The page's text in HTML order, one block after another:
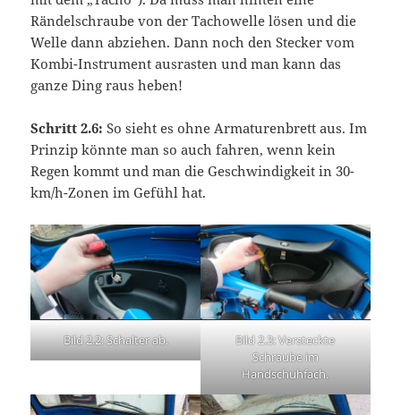
Rändelschraube von der Tachowelle lösen und die
Welle dann abziehen. Dann noch den Stecker vom
Kombi-Instrument ausrasten und man kann das
ganze Ding raus heben!
Schritt 2.6: So sieht es ohne Armaturenbrett aus. Im
Prinzip könnte man so auch fahren, wenn kein
Regen kommt und man die Geschwindigkeit in 30-
km/h-Zonen im Gefühl hat.
Bild 2.2: Schalter ab.
Bild 2.3: Versteckte
Schraube im
Handschuhfach.